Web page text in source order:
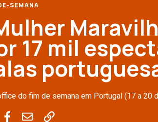
SEMANA
17 mil
do fim de semana em Portugal (17 a 20